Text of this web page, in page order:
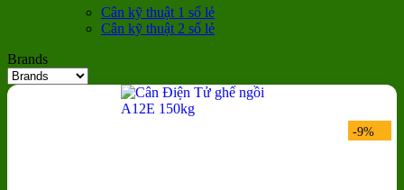
Cân kỹ thuật 1 số lẻ
Cân kỹ thuật 2 số lẻ
Brands
-9%